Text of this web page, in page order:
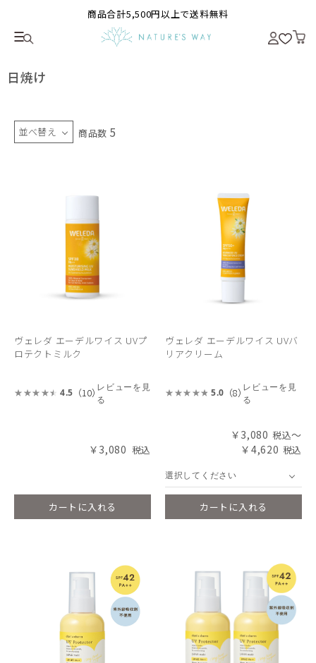
商品合計5,500円以上で送料無料
日焼け
並べ替え 商品数 5
ヴェレダ エーデルワイス UVプ
ロテクトミルク
4.5 （10） レビューを見
る
￥3,080
カートに入れる
ヴェレダ エーデルワイス UVバ
リアクリーム
5.0 （8） レビューを見
る
￥3,080
～
￥4,620
選択してください
カートに入れる